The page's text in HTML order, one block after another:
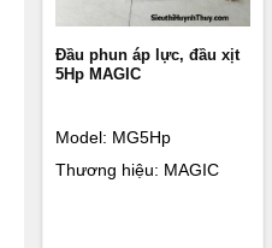
nhu cầu sử dụng của quý
10kw,…Đầu phun áp lực, đầu xịt
5Hp MAGIC
Model: MG5Hp
Thương hiệu: MAGIC